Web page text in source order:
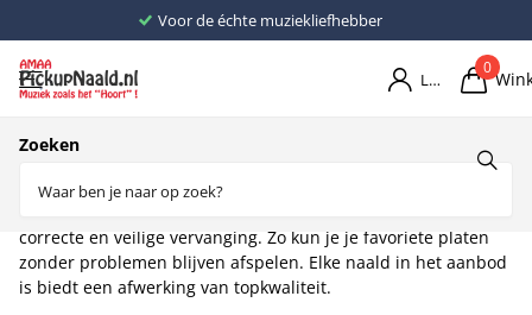
Voor de échte muziekliefhebber
Zoeken
Login
0
Home
correcte en veilige vervanging. Zo kun je je favoriete platen
zonder problemen blijven afspelen. Elke naald in het aanbod
is biedt een afwerking van topkwaliteit.